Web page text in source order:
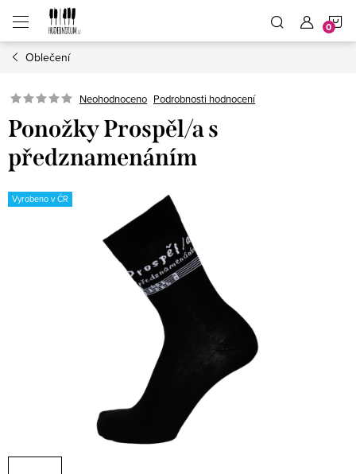
obsah
Oblečení
Neohodnoceno Podrobnosti hodnocení
Ponožky Prospěl/a s
předznamenáním
Vyrobeno v ČR